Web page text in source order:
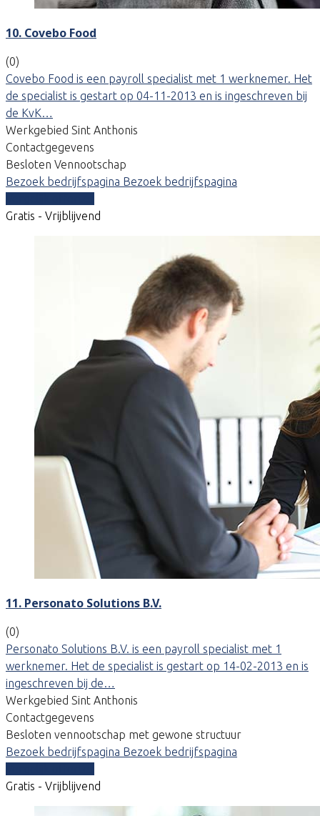
10. Covebo Food
(0)
Covebo Food is een payroll specialist met 1 werknemer. Het
de specialist is gestart op 04-11-2013 en is ingeschreven bij
de KvK…
Werkgebied Sint Anthonis
Contactgegevens
Besloten Vennootschap
Bezoek bedrijfspagina Bezoek bedrijfspagina
Gratis - Vrijblijvend
11. Personato Solutions B.V.
(0)
Personato Solutions B.V. is een payroll specialist met 1
werknemer. Het de specialist is gestart op 14-02-2013 en is
ingeschreven bij de…
Werkgebied Sint Anthonis
Contactgegevens
Besloten vennootschap met gewone structuur
Bezoek bedrijfspagina Bezoek bedrijfspagina
Gratis - Vrijblijvend